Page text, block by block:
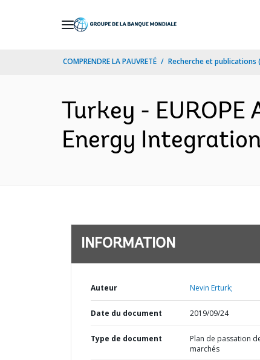
COMPRENDRE LA PAUVRETÉ Recherche et publications
Turkey -
Energy
INFORMATION
Auteur Nevin Erturk;
Date du document 2019/09/24
Type de document
Plan de passation
marchés